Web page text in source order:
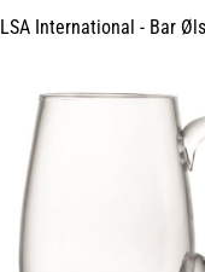
LSA International - Bar